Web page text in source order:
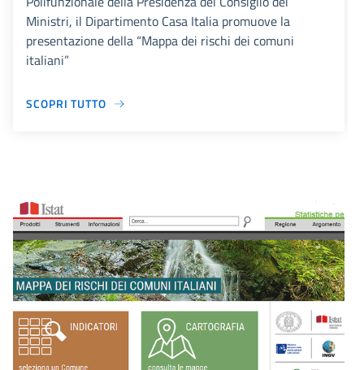
Ministri, il Dipartimento Casa Italia promuove la
presentazione della “Mappa dei rischi dei comuni
italiani”
SCOPRI TUTTO